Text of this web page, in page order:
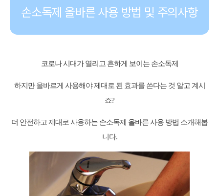
손소독제 올바른 사용 방법 및 주의사항
코로나 시대가 열리고 흔하게 보이는 손소독제
하지만 올바르게 사용해야 제대로 된 효과를 쓴다는 것 알고 계시
죠?
더 안전하고 제대로 사용하는 손소독제 올바른 사용 방법 소개해봅
니다.